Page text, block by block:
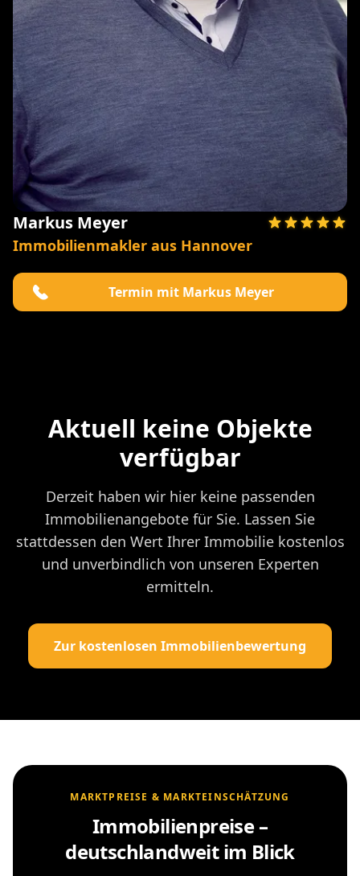
Markus Meyer
Immobilienmakler aus Hannover
Termin mit Markus Meyer
Aktuell keine Objekte
verfügbar
Derzeit haben wir hier keine passenden
Immobilienangebote für Sie. Lassen Sie
stattdessen den Wert Ihrer Immobilie kostenlos
und unverbindlich von unseren Experten
ermitteln.
Zur kostenlosen Immobilienbewertung
MARKTPREISE & MARKTEINSCHÄTZUNG
Immobilienpreise –
deutschlandweit im Blick